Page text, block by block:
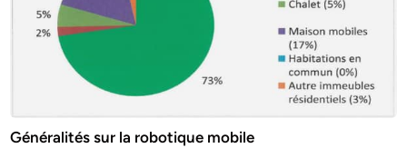
Généralités sur la robotique mobile